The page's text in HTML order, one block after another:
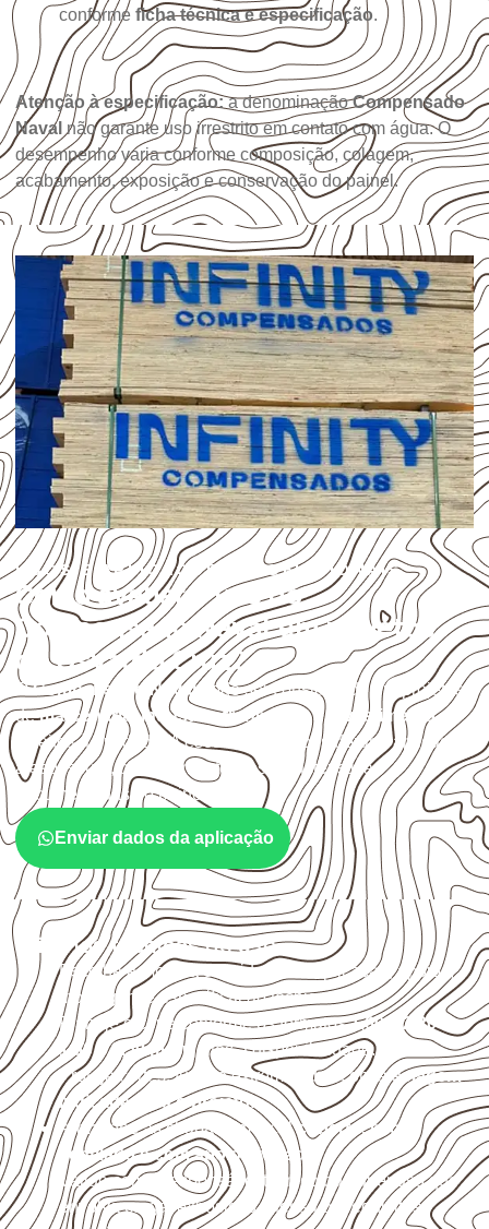
conforme ficha técnica e especificação.
Atenção à especificação:a denominaçãoCompensado
Naval não garante uso irrestrito em contato com água. O
desempenho varia conforme composição, colagem,
acabamento, exposição e conservação do painel.
USOS E APLICAÇÕES PROFISSIONAIS
Como avaliar o uso do
Compensado Naval em projetos
de Osvaldo Cruz?
OCompensado Navalpode ser considerado em projetos
demarcenaria, indústria, transporte e revestimento
sujeitos à umidade. A escolha deve considerar a aplicação,
a espessura, o acabamento e as características
documentadas do painel.
Enviar dados da aplicação
Critérios técnicos de uso
Escolha a medida considerando aplicação, apoios,
montagem e especificação técnica.
Planeje o corte conforme os formatos1,60 × 2,20 m e
1,60 × 2,50 m, sujeitos à disponibilidade.
Proteja cortes, furos e extremidades com aselagem
indicada para o projeto.
Armazene as chapas em localcoberto, seco,
ventilado e com apoio nivelado
Valide com o responsável técnico qualquer uso que
envolva carga, exposição intensa ou requisitos